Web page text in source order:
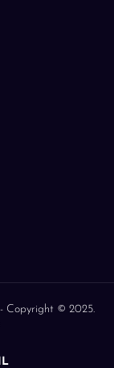
Copyright © 2025.